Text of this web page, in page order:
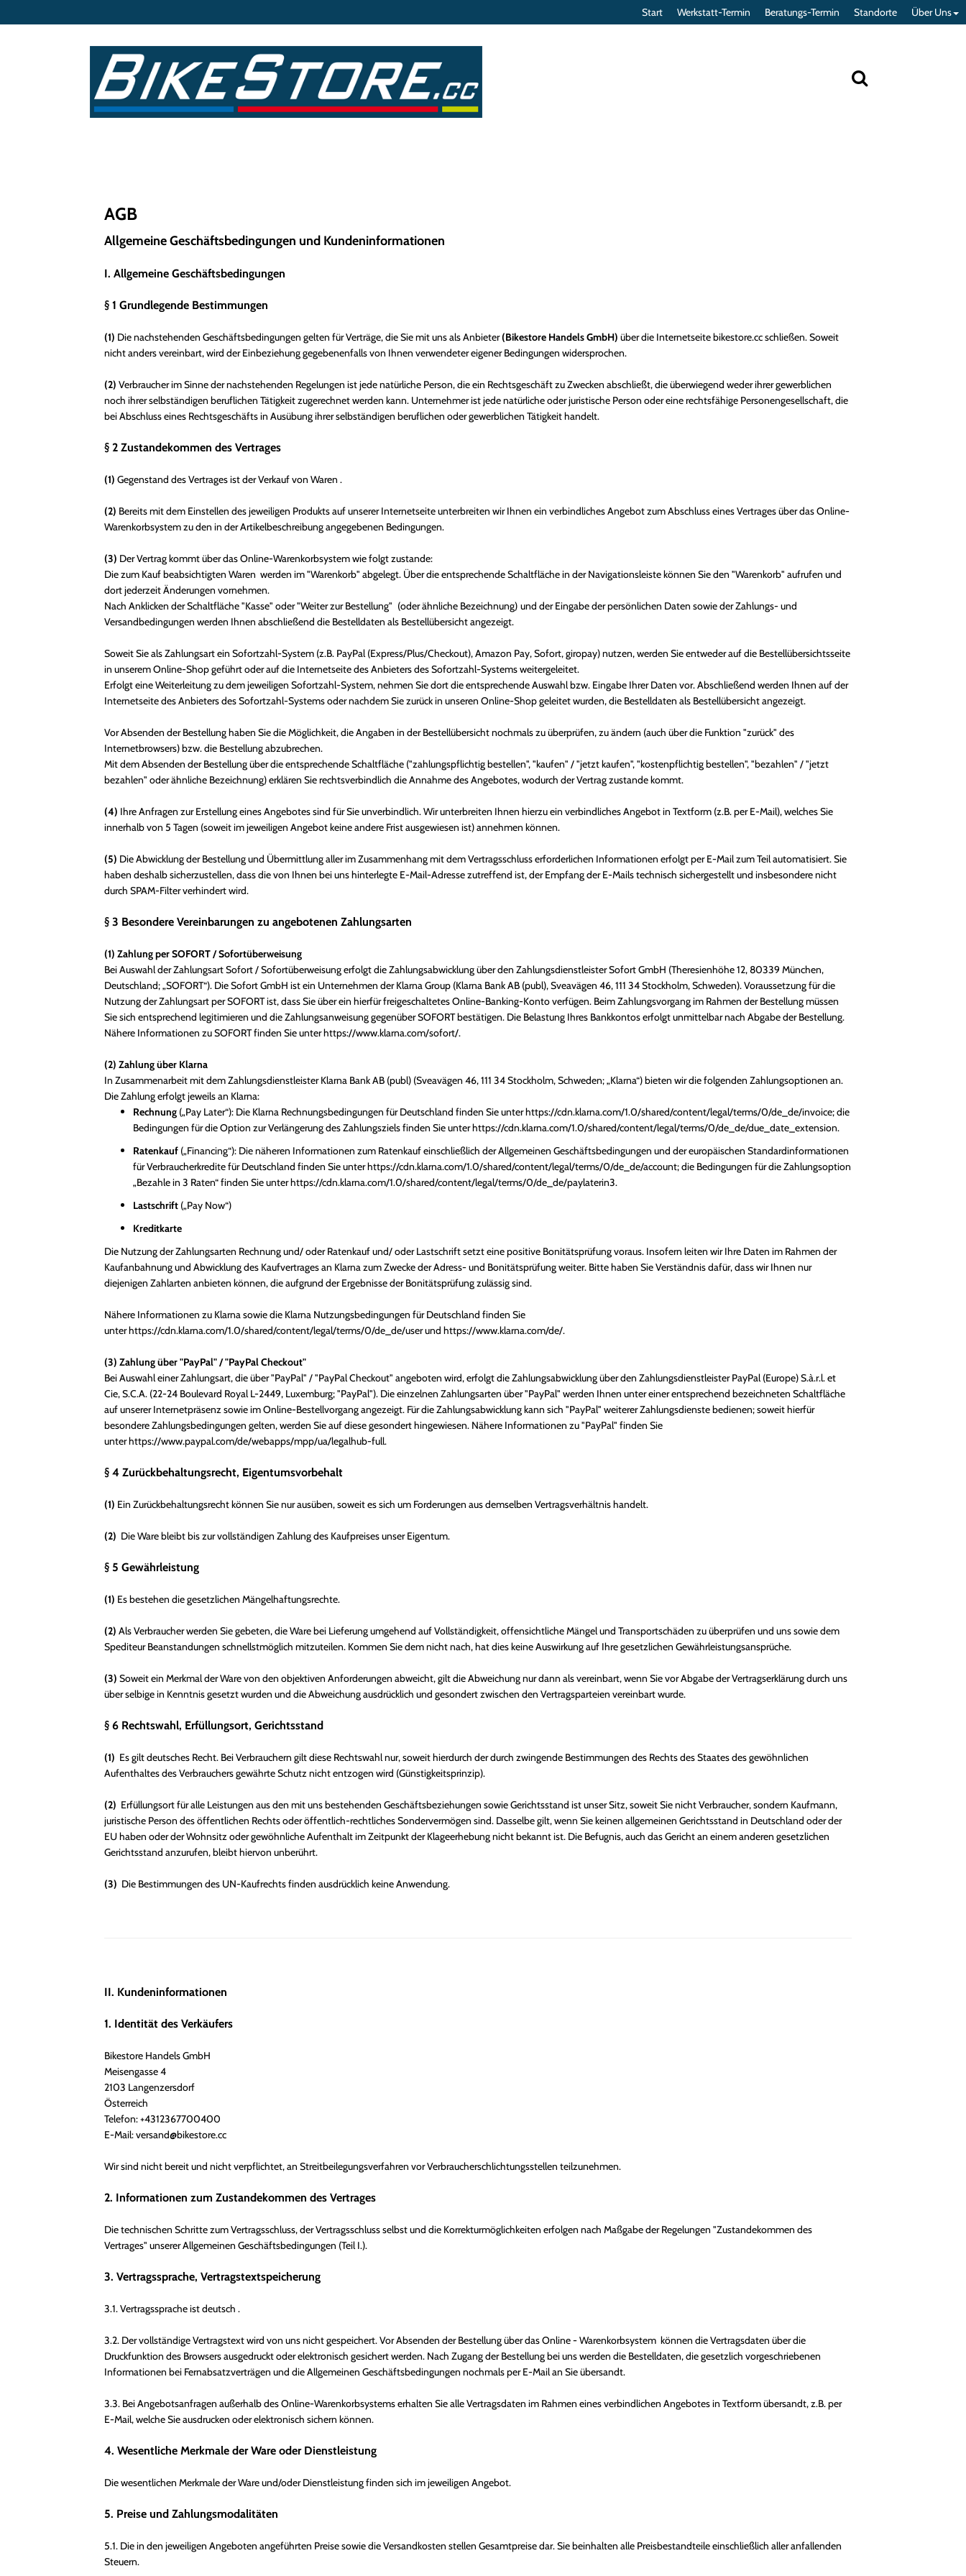
Start Werkstatt-Termin Beratungs-Termin Standorte Über Uns
AGB
Allgemeine Geschäftsbedingungen und Kundeninformationen
I. Allgemeine Geschäftsbedingungen
§ 1 Grundlegende Bestimmungen
(1) Die nachstehenden Geschäftsbedingungen gelten für Verträge, die Sie mit uns als Anbieter(Bikestore Handels GmbH) über die Internetseite bikestore.cc schließen. Soweit
nicht anders vereinbart, wird der Einbeziehung gegebenenfalls von Ihnen verwendeter eigener Bedingungen widersprochen.
(2) Verbraucher im Sinne der nachstehenden Regelungen ist jede natürliche Person, die ein Rechtsgeschäft zu Zwecken abschließt, die überwiegend weder ihrer gewerblichen
noch ihrer selbständigen beruflichen Tätigkeit zugerechnet werden kann. Unternehmer ist jede natürliche oder juristische Person oder eine rechtsfähige Personengesellschaft, die
bei Abschluss eines Rechtsgeschäfts in Ausübung ihrer selbständigen beruflichen oder gewerblichen Tätigkeit handelt.
§ 2 Zustandekommen des Vertrages
(1) Gegenstand des Vertrages ist der Verkauf von Waren .
(2) Bereits mit dem Einstellen des jeweiligen Produkts auf unserer Internetseite unterbreiten wir Ihnen ein verbindliches Angebot zum Abschluss eines Vertrages über das Online-
Warenkorbsystem zu den in der Artikelbeschreibung angegebenen Bedingungen.
(3) Der Vertrag kommt über das Online-Warenkorbsystem wie folgt zustande:
Die zum Kauf beabsichtigten Waren werden im "Warenkorb" abgelegt. Über die entsprechende Schaltfläche in der Navigationsleiste können Sie den "Warenkorb" aufrufen und
dort jederzeit Änderungen vornehmen.
Nach Anklicken der Schaltfläche "Kasse" oder "Weiter zur Bestellung" (oder ähnliche Bezeichnung) und der Eingabe der persönlichen Daten sowie der Zahlungs- und
Versandbedingungen werden Ihnen abschließend die Bestelldaten als Bestellübersicht angezeigt.
Soweit Sie als Zahlungsart ein Sofortzahl-System (z.B. PayPal (Express/Plus/Checkout), Amazon Pay, Sofort, giropay) nutzen, werden Sie entweder auf die Bestellübersichtsseite
in unserem Online-Shop geführt oder auf die Internetseite des Anbieters des Sofortzahl-Systems weitergeleitet.
Erfolgt eine Weiterleitung zu dem jeweiligen Sofortzahl-System, nehmen Sie dort die entsprechende Auswahl bzw. Eingabe Ihrer Daten vor. Abschließend werden Ihnen auf der
Internetseite des Anbieters des Sofortzahl-Systems oder nachdem Sie zurück in unseren Online-Shop geleitet wurden, die Bestelldaten als Bestellübersicht angezeigt.
Vor Absenden der Bestellung haben Sie die Möglichkeit, die Angaben in der Bestellübersicht nochmals zu überprüfen, zu ändern (auch über die Funktion "zurück" des
Internetbrowsers) bzw. die Bestellung abzubrechen.
Mit dem Absenden der Bestellung über die entsprechende Schaltfläche ("zahlungspflichtig bestellen", "kaufen" / "jetzt kaufen", "kostenpflichtig bestellen", "bezahlen" / "jetzt
bezahlen" oder ähnliche Bezeichnung) erklären Sie rechtsverbindlich die Annahme des Angebotes, wodurch der Vertrag zustande kommt.
(4) Ihre Anfragen zur Erstellung eines Angebotes sind für Sie unverbindlich. Wir unterbreiten Ihnen hierzu ein verbindliches Angebot in Textform (z.B. per E-Mail), welches Sie
innerhalb von 5 Tagen (soweit im jeweiligen Angebot keine andere Frist ausgewiesen ist) annehmen können.
(5) Die Abwicklung der Bestellung und Übermittlung aller im Zusammenhang mit dem Vertragsschluss erforderlichen Informationen erfolgt per E-Mail zum Teil automatisiert. Sie
haben deshalb sicherzustellen, dass die von Ihnen bei uns hinterlegte E-Mail-Adresse zutreffend ist, der Empfang der E-Mails technisch sichergestellt und insbesondere nicht
durch SPAM-Filter verhindert wird.
§ 3 Besondere Vereinbarungen zu angebotenen Zahlungsarten
(1) Zahlung per SOFORT / Sofortüberweisung
Bei Auswahl der Zahlungsart Sofort / Sofortüberweisung erfolgt die Zahlungsabwicklung über den Zahlungsdienstleister Sofort GmbH (Theresienhöhe 12, 80339 München,
Deutschland; „SOFORT“). Die Sofort GmbH ist ein Unternehmen der Klarna Group (Klarna Bank AB (publ), Sveavägen 46, 111 34 Stockholm, Schweden). Voraussetzung für die
Nutzung der Zahlungsart per SOFORT ist, dass Sie über ein hierfür freigeschaltetes Online-Banking-Konto verfügen. Beim Zahlungsvorgang im Rahmen der Bestellung müssen
Sie sich entsprechend legitimieren und die Zahlungsanweisung gegenüber SOFORT bestätigen. Die Belastung Ihres Bankkontos erfolgt unmittelbar nach Abgabe der Bestellung.
Nähere Informationen zu SOFORT finden Sie unterhttps://www.klarna.com/sofort/.
(2) Zahlung über Klarna
In Zusammenarbeit mit dem Zahlungsdienstleister Klarna Bank AB (publ) (Sveavägen 46, 111 34 Stockholm, Schweden; „Klarna“) bieten wir die folgenden Zahlungsoptionen an.
Die Zahlung erfolgt jeweils an Klarna:
Rechnung(„Pay Later“): Die Klarna Rechnungsbedingungen für Deutschland finden Sie unterhttps://cdn.klarna.com/1.0/shared/content/legal/terms/0/de_de/invoice; die
Bedingungen für die Option zur Verlängerung des Zahlungsziels finden Sie unterhttps://cdn.klarna.com/1.0/shared/content/legal/terms/0/de_de/due_date_extension.
Ratenkauf („Financing“): Die näheren Informationen zum Ratenkauf einschließlich der Allgemeinen Geschäftsbedingungen und der europäischen Standardinformationen
für Verbraucherkredite für Deutschland finden Sie unterhttps://cdn.klarna.com/1.0/shared/content/legal/terms/0/de_de/account; die Bedingungen für die Zahlungsoption
„Bezahle in 3 Raten“ finden Sie unterhttps://cdn.klarna.com/1.0/shared/content/legal/terms/0/de_de/paylaterin3.
Lastschrift („Pay Now“)
Kreditkarte
Die Nutzung der Zahlungsarten Rechnung und/ oder Ratenkauf und/ oder Lastschrift setzt eine positive Bonitätsprüfung voraus. Insofern leiten wir Ihre Daten im Rahmen der
Kaufanbahnung und Abwicklung des Kaufvertrages an Klarna zum Zwecke der Adress- und Bonitätsprüfung weiter. Bitte haben Sie Verständnis dafür, dass wir Ihnen nur
diejenigen Zahlarten anbieten können, die aufgrund der Ergebnisse der Bonitätsprüfung zulässig sind.
Nähere Informationen zu Klarna sowie die Klarna Nutzungsbedingungen für Deutschland finden Sie
unterhttps://cdn.klarna.com/1.0/shared/content/legal/terms/0/de_de/userund https://www.klarna.com/de/.
(3) Zahlung über "PayPal" / "PayPal Checkout"
Bei Auswahl einer Zahlungsart, die über "PayPal" / "PayPal Checkout" angeboten wird, erfolgt die Zahlungsabwicklung über den Zahlungsdienstleister PayPal (Europe) S.à.r.l. et
Cie, S.C.A. (22-24 Boulevard Royal L-2449, Luxemburg; "PayPal"). Die einzelnen Zahlungsarten über "PayPal" werden Ihnen unter einer entsprechend bezeichneten Schaltfläche
auf unserer Internetpräsenz sowie im Online-Bestellvorgang angezeigt. Für die Zahlungsabwicklung kann sich "PayPal" weiterer Zahlungsdienste bedienen; soweit hierfür
besondere Zahlungsbedingungen gelten, werden Sie auf diese gesondert hingewiesen. Nähere Informationen zu "PayPal" finden Sie
unterhttps://www.paypal.com/de/webapps/mpp/ua/legalhub-full.
§ 4 Zurückbehaltungsrecht, Eigentumsvorbehalt
(1) Ein Zurückbehaltungsrecht können Sie nur ausüben, soweit es sich um Forderungen aus demselben Vertragsverhältnis handelt.
(2) Die Ware bleibt bis zur vollständigen Zahlung des Kaufpreises unser Eigentum.
§ 5 Gewährleistung
(1) Es bestehen die gesetzlichen Mängelhaftungsrechte.
(2) Als Verbraucher werden Sie gebeten, die Ware bei Lieferung umgehend auf Vollständigkeit, offensichtliche Mängel und Transportschäden zu überprüfen und uns sowie dem
Spediteur Beanstandungen schnellstmöglich mitzuteilen. Kommen Sie dem nicht nach, hat dies keine Auswirkung auf Ihre gesetzlichen Gewährleistungsansprüche.
(3) Soweit ein Merkmal der Ware von den objektiven Anforderungen abweicht, gilt die Abweichung nur dann als vereinbart, wenn Sie vor Abgabe der Vertragserklärung durch uns
über selbige in Kenntnis gesetzt wurden und die Abweichung ausdrücklich und gesondert zwischen den Vertragsparteien vereinbart wurde.
§ 6 Rechtswahl, Erfüllungsort, Gerichtsstand
(1) Es gilt deutsches Recht. Bei Verbrauchern gilt diese Rechtswahl nur, soweit hierdurch der durch zwingende Bestimmungen des Rechts des Staates des gewöhnlichen
Aufenthaltes des Verbrauchers gewährte Schutz nicht entzogen wird (Günstigkeitsprinzip).
(2) Erfüllungsort für alle Leistungen aus den mit uns bestehenden Geschäftsbeziehungen sowie Gerichtsstand ist unser Sitz, soweit Sie nicht Verbraucher, sondern Kaufmann,
juristische Person des öffentlichen Rechts oder öffentlich-rechtliches Sondervermögen sind. Dasselbe gilt, wenn Sie keinen allgemeinen Gerichtsstand in Deutschland oder der
EU haben oder der Wohnsitz oder gewöhnliche Aufenthalt im Zeitpunkt der Klageerhebung nicht bekannt ist. Die Befugnis, auch das Gericht an einem anderen gesetzlichen
Gerichtsstand anzurufen, bleibt hiervon unberührt.
(3) Die Bestimmungen des UN-Kaufrechts finden ausdrücklich keine Anwendung.
II. Kundeninformationen
1. Identität des Verkäufers
Bikestore Handels GmbH
Meisengasse 4
2103 Langenzersdorf
Österreich
Telefon: +4312367700400
E-Mail: versand@bikestore.cc
Wir sind nicht bereit und nicht verpflichtet, an Streitbeilegungsverfahren vor Verbraucherschlichtungsstellen teilzunehmen.
2. Informationen zum Zustandekommen des Vertrages
Die technischen Schritte zum Vertragsschluss, der Vertragsschluss selbst und die Korrekturmöglichkeiten erfolgen nach Maßgabe der Regelungen "Zustandekommen des
Vertrages" unserer Allgemeinen Geschäftsbedingungen (Teil I.).
3. Vertragssprache, Vertragstextspeicherung
3.1. Vertragssprache ist deutsch .
3.2. Der vollständige Vertragstext wird von uns nicht gespeichert. Vor Absenden der Bestellungüber das Online - Warenkorbsystem können die Vertragsdaten über die
Druckfunktion des Browsers ausgedruckt oder elektronisch gesichert werden. Nach Zugang der Bestellung bei uns werden die Bestelldaten, die gesetzlich vorgeschriebenen
Informationen bei Fernabsatzverträgen und die Allgemeinen Geschäftsbedingungen nochmals per E-Mail an Sie übersandt.
3.3. Bei Angebotsanfragen außerhalb des Online-Warenkorbsystems erhalten Sie alle Vertragsdaten im Rahmen eines verbindlichen Angebotes in Textform übersandt, z.B. per
E-Mail, welche Sie ausdrucken oder elektronisch sichern können.
4. Wesentliche Merkmale der Ware oder Dienstleistung
Die wesentlichen Merkmale der Ware und/oder Dienstleistung finden sich im jeweiligen Angebot.
5. Preise und Zahlungsmodalitäten
5.1. Die in den jeweiligen Angeboten angeführten Preise sowie die Versandkosten stellen Gesamtpreise dar. Sie beinhalten alle Preisbestandteile einschließlich aller anfallenden
Steuern.